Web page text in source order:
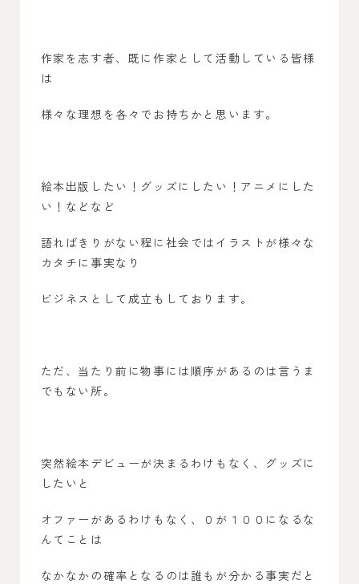
作家を志す者、既に作家として活動している皆様
は
様々な理想を各々でお持ちかと思います。
絵本出版したい！グッズにしたい！アニメにした
い！などなど
語ればきりがない程に社会ではイラストが様々な
カタチに事実なり
ビジネスとして成立もしております。
ただ、当たり前に物事には順序があるのは言うま
でもない所。
突然絵本デビューが決まるわけもなく、グッズに
したいと
オファーがあるわけもなく、０が１００になるな
んてことは
なかなかの確率となるのは誰もが分かる事実だと